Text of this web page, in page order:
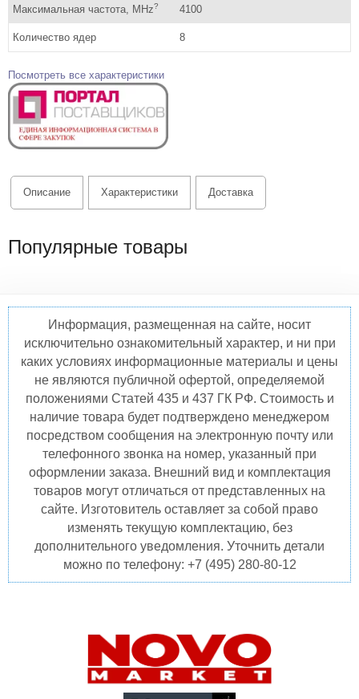
Максимальная частота, MHz? 4100
Количество ядер 8
Посмотреть все характеристики
Описание Характеристики Доставка
Популярные товары
Информация, размещенная на сайте, носит
исключительно ознакомительный характер, и ни при
каких условиях информационные материалы и цены
не являются публичной офертой, определяемой
положениями Статей 435 и 437 ГК РФ. Стоимость и
наличие товара будет подтверждено менеджером
посредством сообщения на электронную почту или
телефонного звонка на номер, указанный при
оформлении заказа. Внешний вид и комплектация
товаров могут отличаться от представленных на
сайте. Изготовитель оставляет за собой право
изменять текущую комплектацию, без
дополнительного уведомления. Уточнить детали
можно по телефону: +7 (495) 280-80-12